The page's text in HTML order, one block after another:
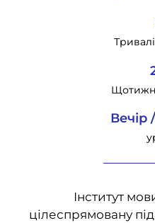
Вечір
Інститут
цілеспрямовану